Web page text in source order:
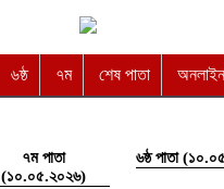
৬ষ্ঠ ৭ম শেষ পাতা অনলাইন
৭ম পাতা
(১০.০৫.২০২৬)
৬ষ্ঠ পাতা